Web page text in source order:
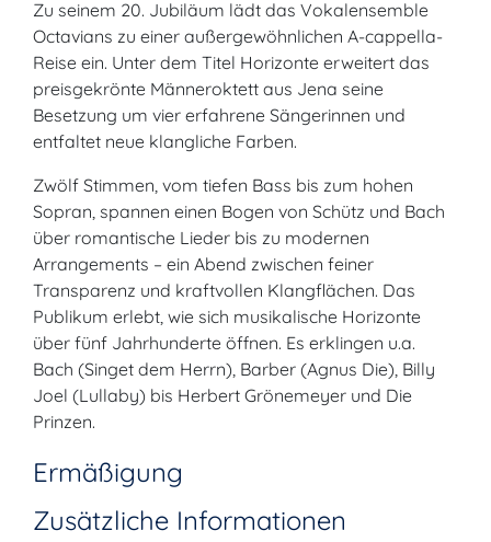
Zu seinem 20. Jubiläum lädt das Vokalensemble
Octavians zu einer außergewöhnlichen A-cappella-
Reise ein. Unter dem Titel Horizonte erweitert das
preisgekrönte Männeroktett aus Jena seine
Besetzung um vier erfahrene Sängerinnen und
entfaltet neue klangliche Farben.
Zwölf Stimmen, vom tiefen Bass bis zum hohen
Sopran, spannen einen Bogen von Schütz und Bach
über romantische Lieder bis zu modernen
Arrangements – ein Abend zwischen feiner
Transparenz und kraftvollen Klangflächen. Das
Publikum erlebt, wie sich musikalische Horizonte
über fünf Jahrhunderte öffnen. Es erklingen u.a.
Bach (Singet dem Herrn), Barber (Agnus Die), Billy
Joel (Lullaby) bis Herbert Grönemeyer und Die
Prinzen.
Ermäßigung
Zusätzliche Informationen